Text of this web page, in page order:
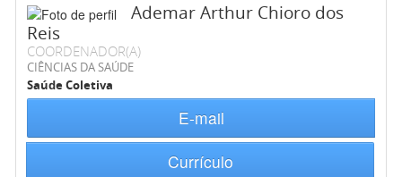
Ademar Arthur Chioro dos
Reis
COORDENADOR(A)
CIÊNCIAS DA SAÚDE
Saúde Coletiva
E-mail
Currículo